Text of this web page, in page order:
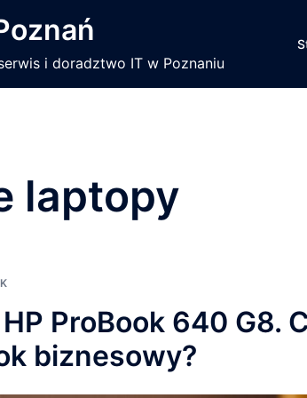
i doradztwo IT w Poznaniu
laptopy
ProBook 640 G8.
biznesowy?